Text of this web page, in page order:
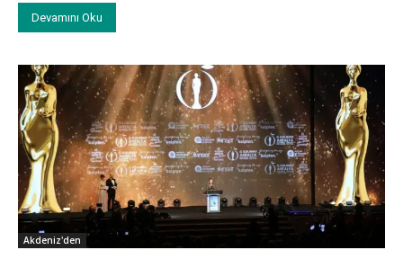
Devamını Oku
Akdeniz'den